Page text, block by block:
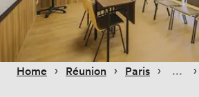
Home › Réunion › Paris › ›